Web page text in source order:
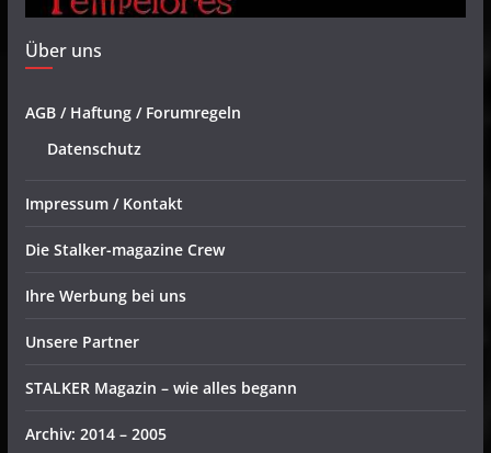
Über uns
AGB / Haftung / Forumregeln
Datenschutz
Impressum / Kontakt
Die Stalker-magazine Crew
Ihre Werbung bei uns
Unsere Partner
STALKER Magazin – wie alles begann
Archiv: 2014 – 2005